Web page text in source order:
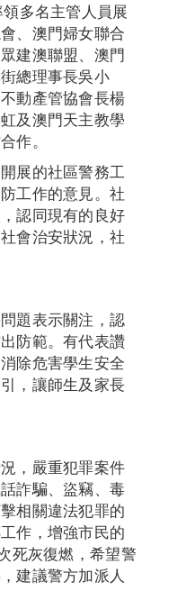
多名主管人員展
、澳門婦女聯合
建澳聯盟、澳門
總理事長吳小
動產管協會長楊
及澳門天主教學
作。
展的社區警務工
工作的意見。社
認同現有的良好
會治安狀況，社
題表示關注，認
防範。有代表讚
除危害學生安全
，讓師生及家長
，嚴重犯罪案件
詐騙、盜竊、毒
相關違法犯罪的
作，增強市民的
死灰復燃，希望警
建議警方加派人